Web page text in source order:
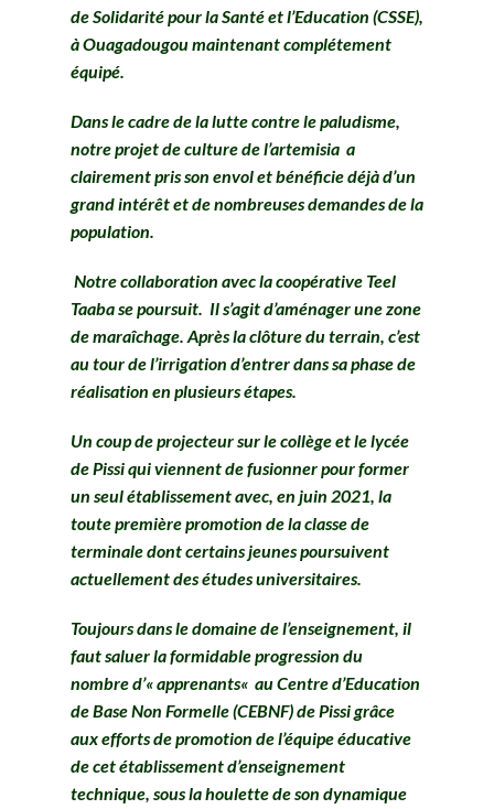
de Solidarité pour la Santé et l’Education (CSSE),
à Ouagadougou maintenant complétement
équipé.
Dans le cadre de la lutte contre le paludisme,
notre projet de culture de l’artemisia a
clairement pris son envol et bénéficie déjà d’un
grand intérêt et de nombreuses demandes de la
population.
Notre collaboration avec la coopérative Teel
Taaba se poursuit. Il s’agit d’aménager une zone
de maraîchage. Après la clôture du terrain, c’est
au tour de l’irrigation d’entrer dans sa phase de
réalisation en plusieurs étapes.
Un coup de projecteur sur le collège et le lycée
de Pissi qui viennent de fusionner pour former
un seul établissement avec, en juin 2021, la
toute première promotion de la classe de
terminale dont certains jeunes poursuivent
actuellement des études universitaires.
Toujours dans le domaine de l’enseignement, il
faut saluer la formidable progression du
nombre d’«apprenants« au Centre d’Education
de Base Non Formelle (CEBNF) de Pissi grâce
aux efforts de promotion de l’équipe éducative
de cet établissement d’enseignement
technique, sous la houlette de son dynamique